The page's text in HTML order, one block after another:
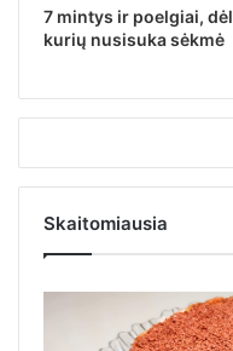
7 mintys ir poelgiai, dėl
kurių nusisuka sėkmė
Skaitomiausia